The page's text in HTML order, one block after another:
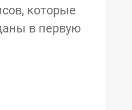
которые
в первую